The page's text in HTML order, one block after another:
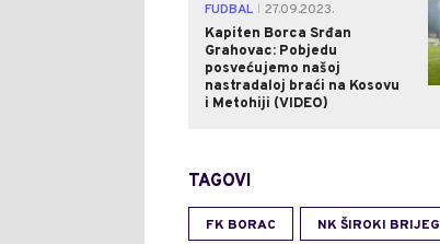
FUDBAL
27.09.2023.
Kapiten Borca Srđan
Grahovac: Pobjedu
posvećujemo našoj
nastradaloj braći na Kosovu
i Metohiji (VIDEO)
TAGOVI
FK BORAC NK ŠIROKI BRIJEG